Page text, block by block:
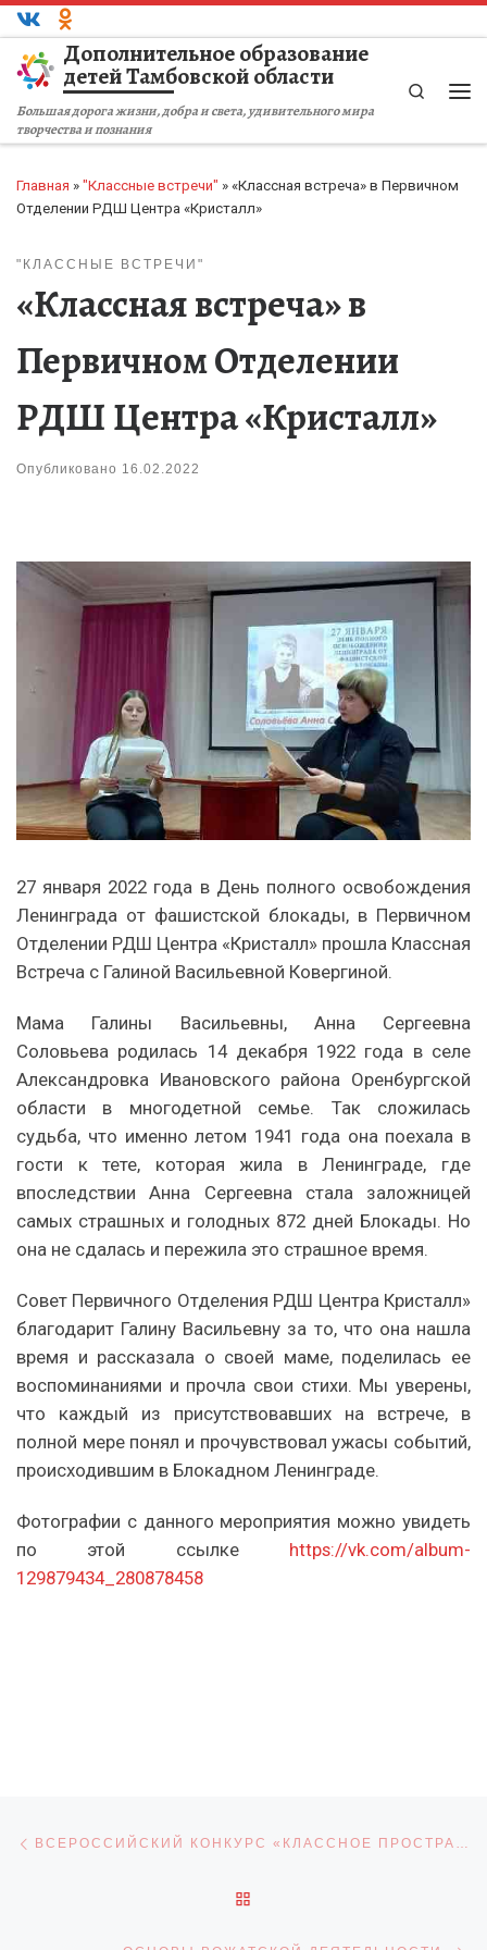
Перейти к содержимому
Дополнительное образование
детей Тамбовской области
Большая дорога жизни, добра и света, удивительного мира
творчества и познания
Search
Главная » "Классные встречи" » «Классная встреча» в Первичном
Отделении РДШ Центра «Кристалл»
"КЛАССНЫЕ ВСТРЕЧИ"
«Классная встреча» в
Первичном Отделении
РДШ Центра «Кристалл»
Опубликовано 16.02.2022
27 января 2022 года в День полного освобождения
Ленинграда от фашистской блокады, в Первичном
Отделении РДШ Центра «Кристалл» прошла Классная
Встреча с Галиной Васильевной Ковергиной.
‍Мама Галины Васильевны, Анна Сергеевна
Соловьева родилась 14 декабря 1922 года в селе
Александровка Ивановского района Оренбургской
области в многодетной семье. Так сложилась
судьба, что именно летом 1941 года она поехала в
гости к тете, которая жила в Ленинграде, где
впоследствии Анна Сергеевна стала заложницей
самых страшных и голодных 872 дней Блокады. Но
она не сдалась и пережила это страшное время.
Совет Первичного Отделения РДШ Центра Кристалл»
благодарит Галину Васильевну за то, что она нашла
время и рассказала о своей маме, поделилась ее
воспоминаниями и прочла свои стихи. Мы уверены,
что каждый из присутствовавших на встрече, в
полной мере понял и прочувствовал ужасы событий,
происходившим в Блокадном Ленинграде.
Фотографии с данного мероприятия можно увидеть
по этой ссылке https://vk.com/album-
129879434_280878458
Навигация по записям ВСЕРОССИЙСКИЙ КОНКУРС «КЛАССНОЕ ПРОСТРАНСТВО»